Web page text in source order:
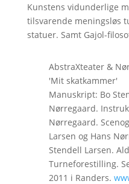
Kunstens vidunderlige
tilsvarende meningsløs
statuer. Samt Gajol-
AbstraXteater &
'Mit skatkammer'
Manuskript: Bo
Nørregaard.
Nørregaard.
Larsen og Hans
Stendell Larsen.
Turneforestilling.
2011 i Randers.